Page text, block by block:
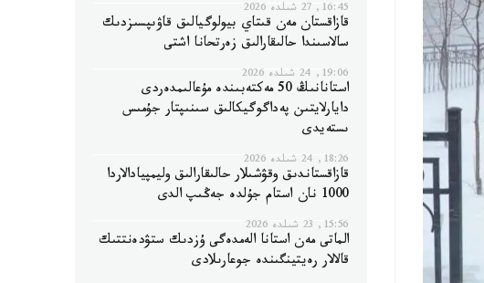
16:45, 27 شىلدە 2026
قازاقستان مەن قىتاي بيولوگيالىق قاۋىپسىزدىك
سالاسىندا حالىقارالىق زەرتحانا اشتى
19:06, 24 شىلدە 2026
استانانىڭ 50 مەكتەبىندە مۇعالىمدەردى
دايارلايتىن پەداگوگيكالىق سىنىپتار جۇمىس
ىستەيدى
18:26, 24 شىلدە 2026
قازاقستاندىق وقۋشىلار حالىقارالىق وليمپيادالاردا
1000 نان استام جۇلدە جەڭىپ الدى
15:56, 23 شىلدە 2026
الماتى مەن استانا الەمدەگى ۇزدىك ستۋدەنتتىك
قالالار رەيتينگىندە جوعارىلادى